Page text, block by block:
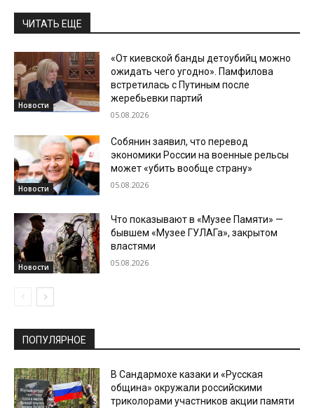
ЧИТАТЬ ЕЩЕ
Новости
«От киевской банды детоубийц можно
ожидать чего угодно». Памфилова
встретилась с Путиным после
жеребьевки партий
05.08.2026
Новости
Собянин заявил, что перевод
экономики России на военные рельсы
может «убить вообще страну»
05.08.2026
Новости
Что показывают в «Музее Памяти» —
бывшем «Музее ГУЛАГа», закрытом
властями
05.08.2026
ПОПУЛЯРНОЕ
В Сандармохе казаки и «Русская
община» окружали российскими
триколорами участников акции памяти